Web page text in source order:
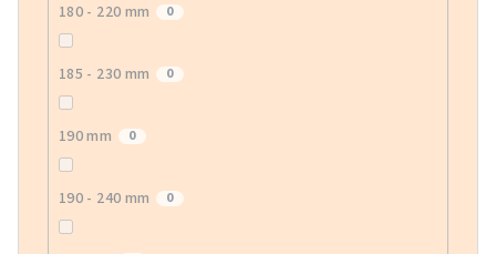
180 - 220 mm 0
185 - 230 mm 0
190 mm 0
190 - 240 mm 0